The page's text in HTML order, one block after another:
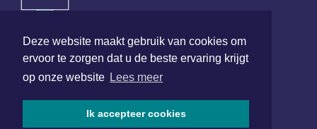
Deze website maakt gebruik van cookies om
ervoor te zorgen dat u de beste ervaring krijgt
op onze website Lees meer
Ik accepteer cookies
Hoofdvestiging:
van Benthuizenlaan 1
1701 BZ Heerhugowaard
redactie@xyto.nl